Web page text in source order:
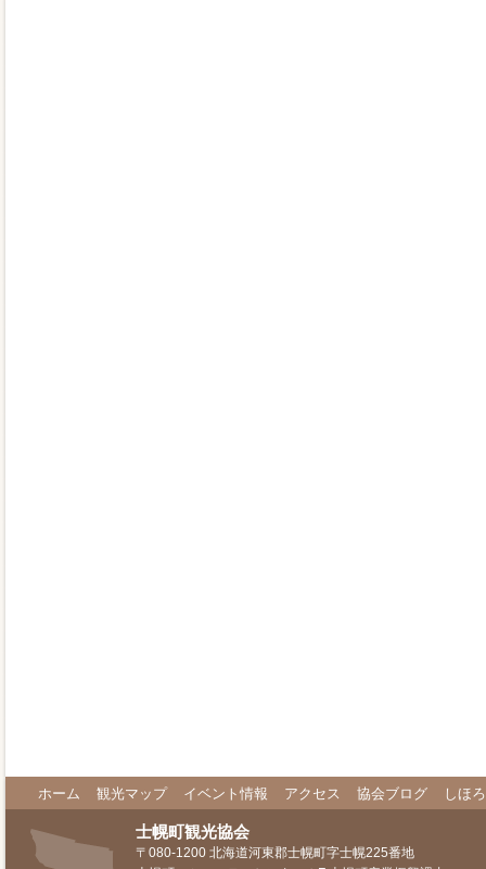
ホーム 観光マップ イベント情報 アクセス 協会ブログ しほ
士幌町観光協会
〒080-1200 北海道河東郡士幌町字士幌225番地